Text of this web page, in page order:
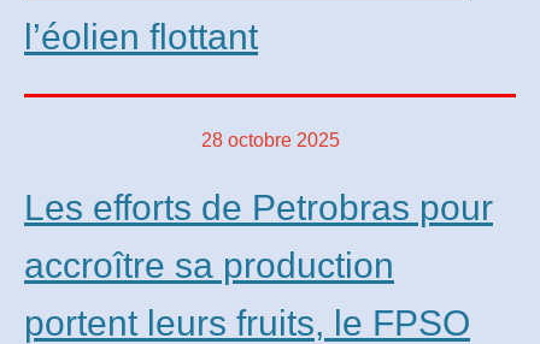
l’éolien flottant
28 octobre 2025
Les efforts de Petrobras pour
accroître sa production
portent leurs fruits, le FPSO